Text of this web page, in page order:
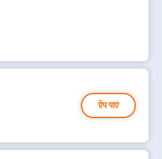
ऐप पाएं